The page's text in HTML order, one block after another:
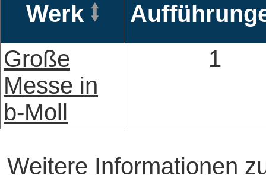
Werk
Große
Messe in
b-Moll
1
Weitere Informationen